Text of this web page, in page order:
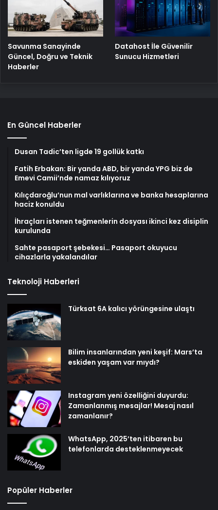
Savunma Sanayinde
Güncel, Doğru ve Teknik
Haberler
Datahost İle Güvenilir
Sunucu Hizmetleri
En Güncel Haberler
Dusan Tadic’ten ligde 19 gollük katkı
Fatih Erbakan: Bir yanda ABD, bir yanda YPG biz de
Emevi Camii’nde namaz kılıyoruz
Kılıçdaroğlu’nun mal varlıklarına ve banka hesaplarına
haciz konuldu
İhraçları istenen teğmenlerin dosyası ikinci kez disiplin
kurulunda
Sahte pasaport şebekesi… Pasaport okuyucu
cihazlarla yakalandılar
Teknoloji Haberleri
Türksat 6A kalıcı yörüngesine ulaştı
Bilim insanlarından yeni keşif: Mars’ta
eskiden yaşam var mıydı?
Instagram yeni özelliğini duyurdu:
Zamanlanmış mesajlar! Mesaj nasıl
zamanlanır?
WhatsApp, 2025’ten itibaren bu
telefonlarda desteklenmeyecek
Popüler Haberler